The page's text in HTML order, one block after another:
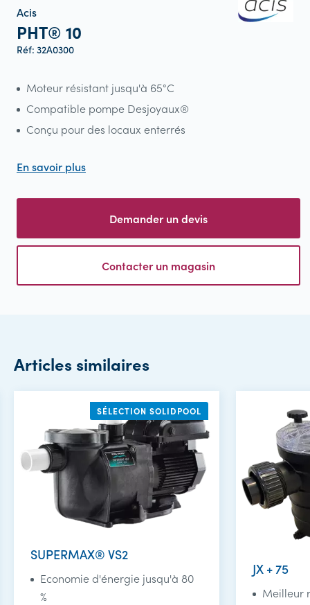
Acis
PHT® 10
Réf: 32A0300
Moteur résistant jusqu'à 65°C
Compatible pompe Desjoyaux®
Conçu pour des locaux enterrés
En savoir plus
Demander un devis
Contacter un magasin
Articles similaires
SÉLECTION SOLIDPOOL
SUPERMAX® VS2
Economie d'énergie jusqu'à 80
%
JX + 75
Meilleur